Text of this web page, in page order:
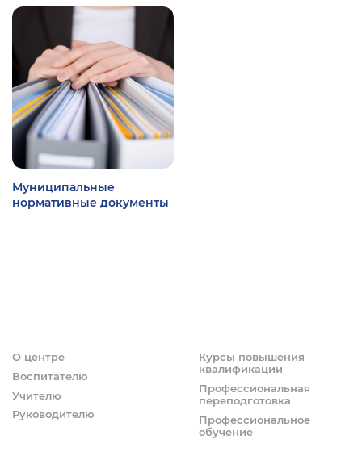
Муниципальные
нормативные документы
О центре
Воспитателю
Учителю
Руководителю
Курсы повышения
квалификации
Профессиональная
переподготовка
Профессиональное
обучение